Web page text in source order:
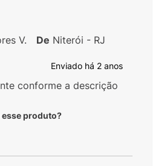
Enviado há 2 anos
conforme a descrição
esse produto?
V. De Niterói - RJ